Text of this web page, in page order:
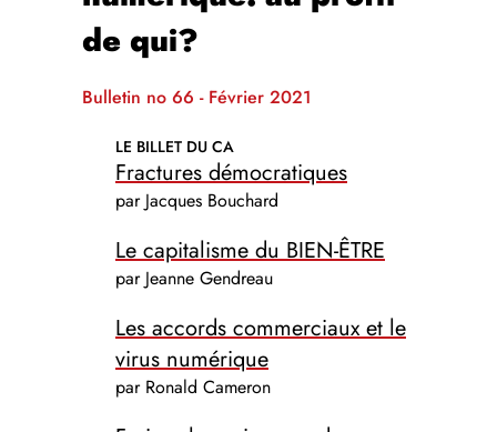
de qui?
Bulletin no 66 - Février 2021
LE BILLET DU CA
Fractures démocratiques
par Jacques Bouchard
Le capitalisme du BIEN-ÊTRE
par Jeanne Gendreau
Les accords commerciaux et le
virus numérique
par Ronald Cameron